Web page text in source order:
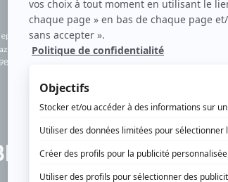
2001, Richard Therrien carbure à son petit écran. Celui
TV Hebdo de 1996 à 2001. Sa spécialité: la télé